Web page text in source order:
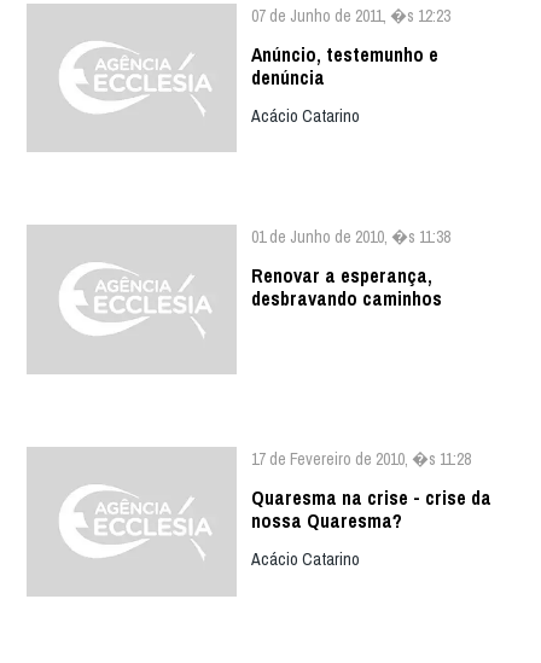
07 de Junho de 2011, �s 12:23
Anúncio, testemunho e
denúncia
Acácio Catarino
01 de Junho de 2010, �s 11:38
Renovar a esperança,
desbravando caminhos
17 de Fevereiro de 2010, �s 11:28
Quaresma na crise - crise da
nossa Quaresma?
Acácio Catarino